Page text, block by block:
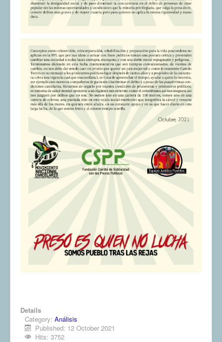
Details
Category: Análisis
Published: 12 October 2021
Hits: 3752